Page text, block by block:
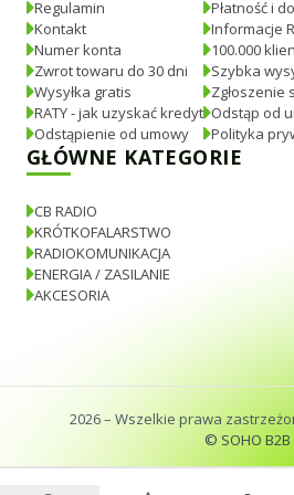
Regulamin
Kontakt
Numer konta
Zwrot towaru do 30 dni
Wysyłka gratis
RATY - jak uzyskać kredyt
Odstąpienie od umowy
Płatność i
Informacje
100.000
Szybka
Zgłoszenie
Odstąp od
Polityka
GŁÓWNE KATEGORIE
CB RADIO
KRÓTKOFALARSTWO
RADIOKOMUNIKACJA
ENERGIA / ZASILANIE
AKCESORIA
2026– Wszelkie prawa
© SOHO B2B